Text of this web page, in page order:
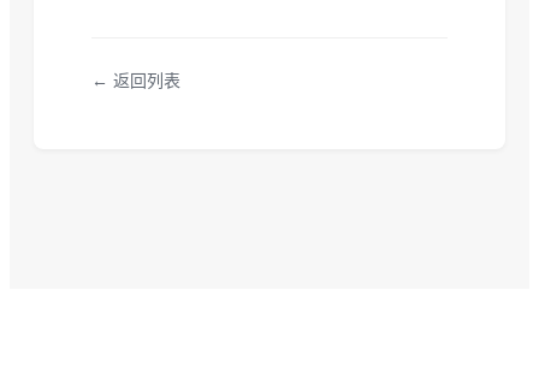
← 返回列表